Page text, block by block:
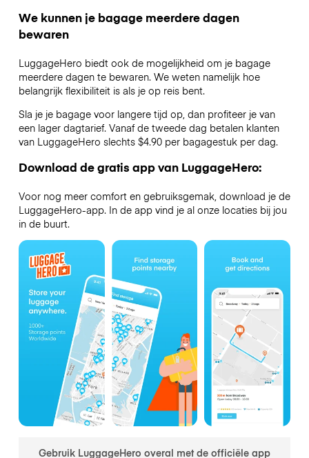
We kunnen je bagage meerdere dagen
bewaren
LuggageHero biedt ook de mogelijkheid om je bagage
meerdere dagen te bewaren. We weten namelijk hoe
belangrijk flexibiliteit is als je op reis bent.
Sla je je bagage voor langere tijd op, dan profiteer je van
een lager dagtarief. Vanaf de tweede dag betalen klanten
van LuggageHero slechts $4.90 per bagagestuk per dag.
Download de gratis app van LuggageHero:
Voor nog meer comfort en gebruiksgemak, download je de
LuggageHero-app. In de app vind je al onze locaties bij jou
in de buurt.
Gebruik LuggageHero overal met de officiële app